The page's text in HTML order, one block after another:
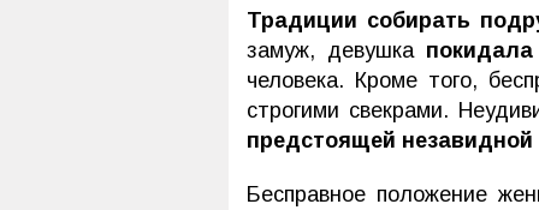
Традиции собирать
замуж, девушка
человека. Кроме того,
строгими свекрами.
предстоящей
Бесправное положение